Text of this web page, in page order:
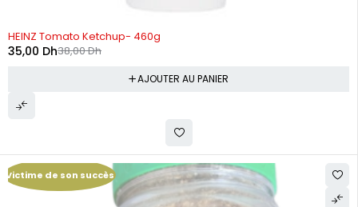
-8%
HEINZ Tomato Ketchup- 460g
38,00Dh
35,00 Dh
AJOUTER AU PANIER
Victime de son succès